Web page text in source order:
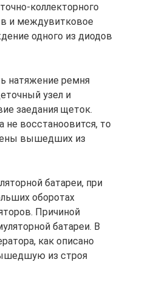
коллекторного
и междувитковое
одного из диодов
натяжение ремня
узел и
заедания щеток.
не восстаноовится, то
вышедших из
батареи, при
оборотах
Причиной
батареи. В
как описано
из строя